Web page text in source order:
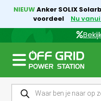
NIEUWAnker SOLIX
voordeel
Nu